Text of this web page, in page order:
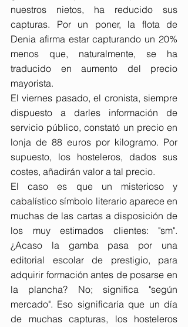
nuestros nietos, ha reducido sus
capturas. Por un poner, la flota de
Denia afirma estar capturando un 20%
menos que, naturalmente, se ha
traducido en aumento del precio
mayorista.
El viernes pasado, el cronista, siempre
dispuesto a darles información de
servicio público, constató un precio en
lonja de 88 euros por kilogramo. Por
supuesto, los hosteleros, dados sus
costes, añadirán valor a tal precio.
El caso es que un misterioso y
cabalístico símbolo literario aparece en
muchas de las cartas a disposición de
los muy estimados clientes: "sm".
¿Acaso la gamba pasa por una
editorial escolar de prestigio, para
adquirir formación antes de posarse en
la plancha? No; significa "según
mercado". Eso significaría que un día
de muchas capturas, los hosteleros